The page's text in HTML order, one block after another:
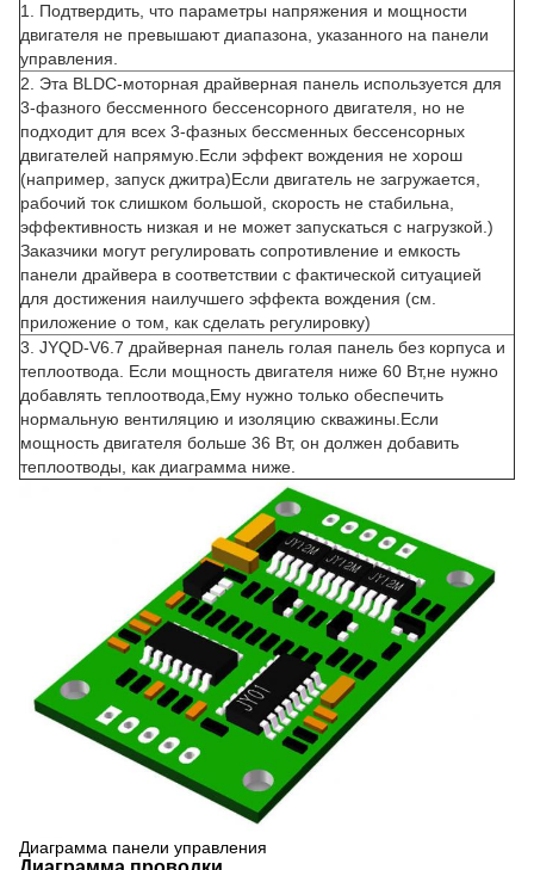
1. Подтвердить, что параметры напряжения и мощности
двигателя не превышают диапазона, указанного на панели
управления.
2. Эта BLDC-моторная драйверная панель используется для
3-фазного бессменного бессенсорного двигателя, но не
подходит для всех 3-фазных бессменных бессенсорных
двигателей напрямую.Если эффект вождения не хорош
(например, запуск джитра)Если двигатель не загружается,
рабочий ток слишком большой, скорость не стабильна,
эффективность низкая и не может запускаться с нагрузкой.)
Заказчики могут регулировать сопротивление и емкость
панели драйвера в соответствии с фактической ситуацией
для достижения наилучшего эффекта вождения (см.
приложение о том, как сделать регулировку)
3. JYQD-V6.7 драйверная панель голая панель без корпуса и
теплоотвода. Если мощность двигателя ниже 60 Вт,не нужно
добавлять теплоотвода,Ему нужно только обеспечить
нормальную вентиляцию и изоляцию скважины.Если
мощность двигателя больше 36 Вт, он должен добавить
теплоотводы, как диаграмма ниже.
Диаграмма панели управления